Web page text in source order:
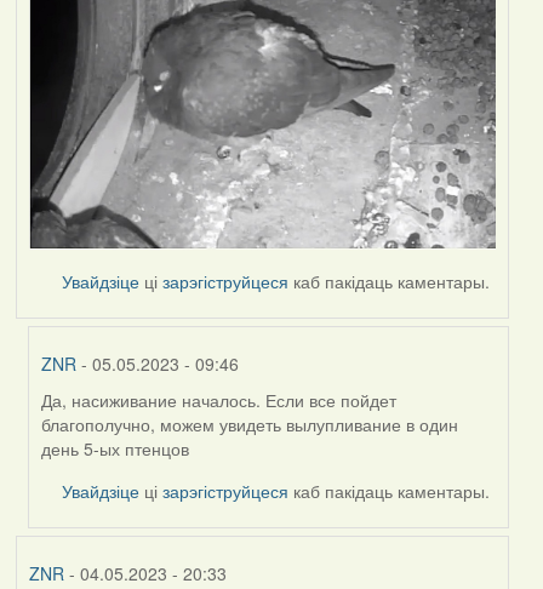
Увайдзіце цізарэгіструйцеся каб пакідаць каментары.
ZNR - 05.05.2023 - 09:46
In
reply
to
Да, насиживание началось. Если все пойдет
благополучно, можем увидеть вылупливание в один
день 5-ых птенцов
Увайдзіце цізарэгіструйцеся каб пакідаць каментары.
ZNR- 04.05.2023 - 20:33